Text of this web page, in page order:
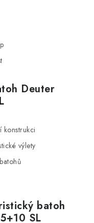
Deuter
konstrukci
výlety
ů
ý batoh
SL